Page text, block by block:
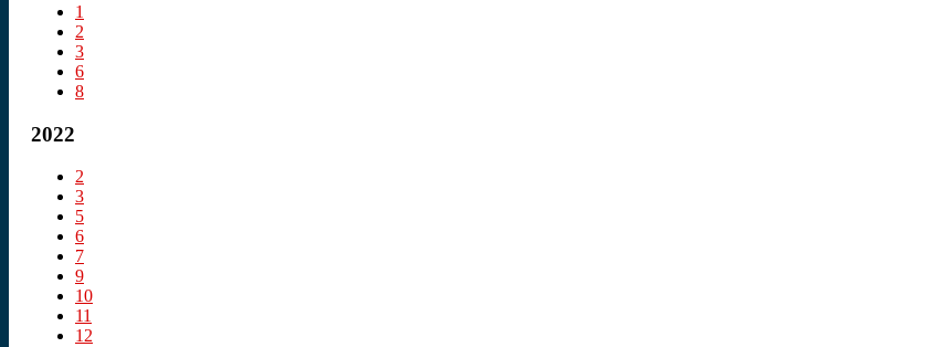
1
2
3
6
8
2022
2
3
5
6
7
9
10
11
12